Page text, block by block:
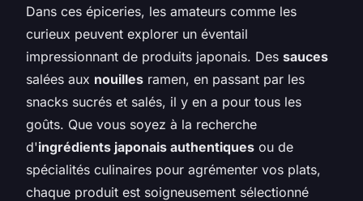
Dans ces épiceries, les amateurs comme les
curieux peuvent explorer un éventail
impressionnant de produits japonais. Des sauces
salées aux nouilles ramen, en passant par les
snacks sucrés et salés, il y en a pour tous les
goûts. Que vous soyez à la recherche
d'ingrédients japonais authentiques ou de
spécialités culinaires pour agrémenter vos plats,
chaque produit est soigneusement sélectionné